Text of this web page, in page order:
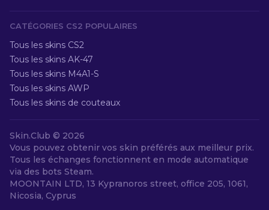
CATÉGORIES CS2 POPULAIRES
Tous les skins CS2
Tous les skins AK-47
Tous les skins M4A1-S
Tous les skins AWP
Tous les skins de couteaux
Skin.Club © 2026
Vous pouvez obtenir vos skin préférés aux meilleur prix.
Tous les échanges fonctionnent en mode automatique
via des bots Steam.
MOONTAIN LTD, 13 Kypranoros street, office 205, 1061,
Nicosia, Cyprus